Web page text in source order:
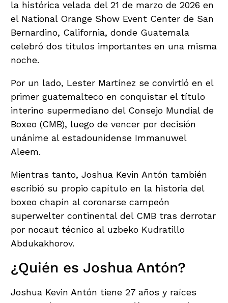
la histórica velada del 21 de marzo de 2026 en
el National Orange Show Event Center de San
Bernardino, California, donde Guatemala
celebró dos títulos importantes en una misma
noche.
Por un lado, Lester Martínez se convirtió en el
primer guatemalteco en conquistar el título
interino supermediano del Consejo Mundial de
Boxeo (CMB), luego de vencer por decisión
unánime al estadounidense Immanuwel
Aleem.
Mientras tanto, Joshua Kevin Antón también
escribió su propio capítulo en la historia del
boxeo chapín al coronarse campeón
superwelter continental del CMB tras derrotar
por nocaut técnico al uzbeko Kudratillo
Abdukakhorov.
¿Quién es Joshua Antón?
Joshua Kevin Antón tiene 27 años y raíces